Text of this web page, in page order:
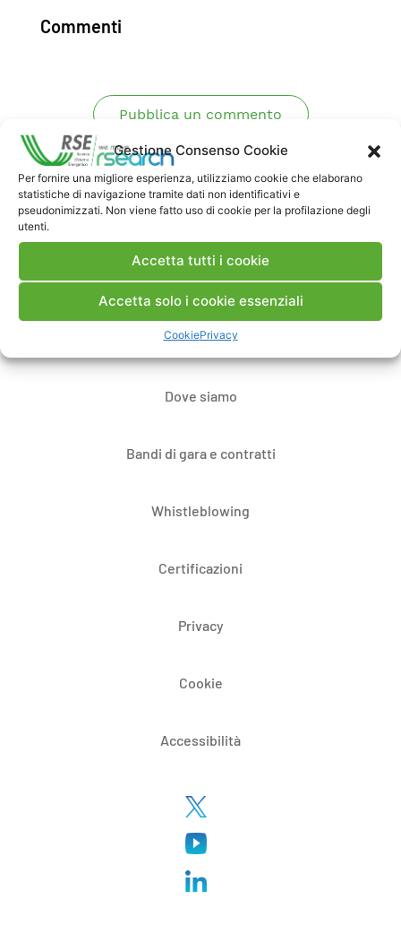
Gestione Consenso Cookie
Per fornire una migliore esperienza, utilizziamo cookie che elaborano
statistiche di navigazione tramite dati non identificativi e
pseudonimizzati. Non viene fatto uso di cookie per la profilazione degli
utenti.
Accetta tutti i cookie
Accetta solo i cookie essenziali
CookiePrivacy
Commenti
Pubblica un commento
Contatti
Note Legali
Dove siamo
Bandi di gara e contratti
Whistleblowing
Certificazioni
Privacy
Cookie
Accessibilità